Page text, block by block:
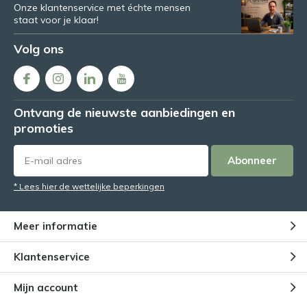
Onze klantenservice met échte mensen
staat voor je klaar!
Volg ons
Ontvang de nieuwste aanbiedingen en
promoties
Abonneer
* Lees hier de wettelijke beperkingen
Meer informatie
Klantenservice
Mijn account